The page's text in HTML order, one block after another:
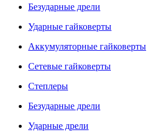
Безударные дрели
Ударные гайковерты
Аккумуляторные гайковерты
Сетевые гайковерты
Степлеры
Безударные дрели
Ударные дрели